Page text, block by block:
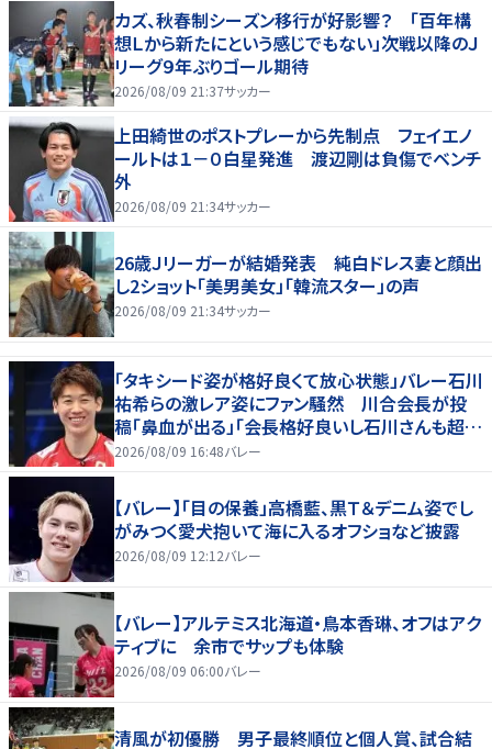
カズ、秋春制シーズン移行が好影響？ 「百年構
想Ｌから新たにという感じでもない」次戦以降のＪ
リーグ９年ぶりゴール期待
2026/08/09 21:37サッカー
上田綺世のポストプレーから先制点 フェイエノ
ールトは１－０白星発進 渡辺剛は負傷でベンチ
外
2026/08/09 21:34サッカー
26歳Ｊリーガーが結婚発表 純白ドレス妻と顔出
し2ショット「美男美女」「韓流スター」の声
2026/08/09 21:34サッカー
「タキシード姿が格好良くて放心状態」バレー石川
祐希らの激レア姿にファン騒然 川合会長が投
稿「鼻血が出る」「会長格好良いし石川さんも超格
好いい」
2026/08/09 16:48バレー
【バレー】「目の保養」高橋藍、黒Ｔ＆デニム姿でし
がみつく愛犬抱いて海に入るオフショなど披露
2026/08/09 12:12バレー
【バレー】アルテミス北海道・鳥本香琳、オフはアク
ティブに 余市でサップも体験
2026/08/09 06:00バレー
清風が初優勝 男子最終順位と個人賞、試合結